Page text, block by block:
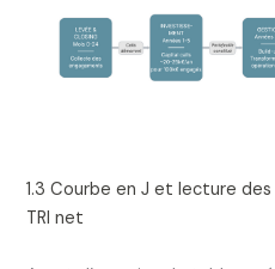
1.3 Courbe en J et lecture des
TRI net